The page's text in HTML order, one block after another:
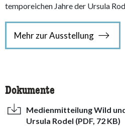
temporeichen Jahre der Ursula
Mehr zur Ausstellung
Dokumente
Medienmitteilung Wild
Ursula Rodel (PDF, 72 KB)